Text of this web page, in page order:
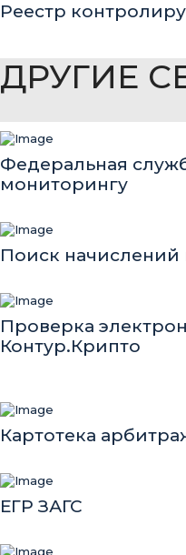
Реестр
ДРУГИЕ
Федеральная
мониторингу
Поиск
Проверка
Контур.Крипто
Картотека
ЕГР ЗАГС